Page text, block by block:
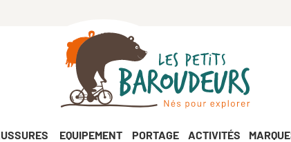
EQUIPEMENT PORTAGE ACTIVITÉS